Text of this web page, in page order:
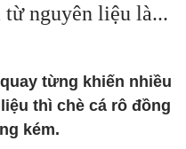
nguyên liệu là...
từng khiến nhiều
thì chè cá rô đồng
kém.